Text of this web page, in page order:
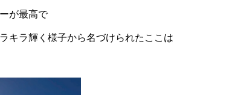
が最高で
キラ輝く様子から名づけられたここは